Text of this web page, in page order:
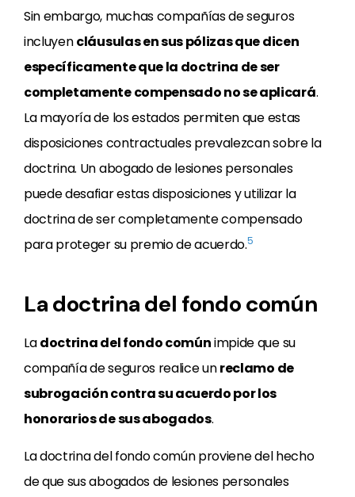
Sin embargo, muchas compañías de seguros
incluyencláusulas en sus pólizas que dicen
específicamente que la doctrina de ser
completamente compensado no se aplicará.
La mayoría de los estados permiten que estas
disposiciones contractuales prevalezcan sobre la
doctrina. Un abogado de lesiones personales
puede desafiar estas disposiciones y utilizar la
doctrina de ser completamente compensado
para proteger su premio de acuerdo.5
La doctrina del fondo común
Ladoctrina del fondo comúnimpide que su
compañía de seguros realice unreclamo de
subrogación contra su acuerdo por los
honorarios de sus abogados.
La doctrina del fondo común proviene del hecho
de que sus abogados de lesiones personales